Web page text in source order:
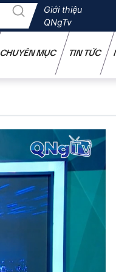
Giới thiệu
QNgTv
CHUYÊN MỤC TIN TỨC